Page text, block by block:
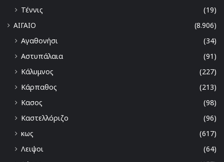
Τέννις
(19)
ΑΙΓΑΙΟ
(8.906)
Αγαθονήσι
(34)
Αστυπάλαια
(91)
Κάλυμνος
(227)
Κάρπαθος
(213)
Κασος
(98)
Καστελλόριζο
(96)
κως
(617)
Λειψοι
(64)